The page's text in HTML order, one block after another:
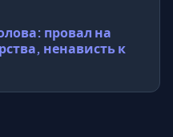
провал на
ненависть к